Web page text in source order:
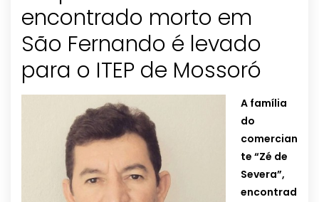
encontrado morto em
São Fernando é levado
para o ITEP de Mossoró
A família
do
comercian
te “Zé de
Severa”,
encontrad